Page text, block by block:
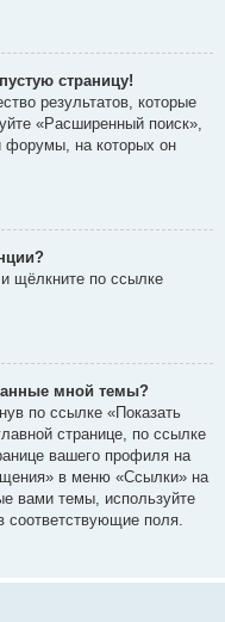
страницу!
результатов, которые
«Расширенный поиск»,
форумы, на которых он
щёлкните по ссылке
мной темы?
по ссылке «Показать
странице, по ссылке
вашего профиля на
в меню «Ссылки» на
вами темы, используйте
соответствующие поля.